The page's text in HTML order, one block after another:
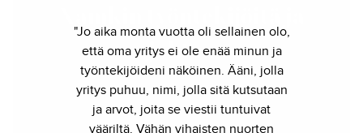
johtoa
22.10.2024 - Herkko Hietanen
"Jo aika monta vuotta oli sellainen olo,
että oma yritys ei ole enää minun ja
työntekijöideni näköinen. Ääni, jolla
yritys puhuu, nimi, jolla sitä kutsutaan
ja arvot, joita se viestii tuntuivat
vääriltä. Vähän vihaisten nuorten